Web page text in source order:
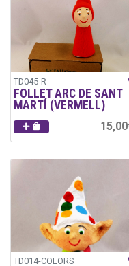
TD045-R
FOLLET ARC DE SANT
MARTÍ (VERMELL)
TD014-COLORS